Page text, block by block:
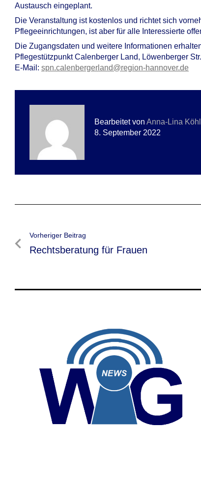
Austausch eingeplant.
Die Veranstaltung ist kostenlos und richtet sich
Pflegeeinrichtungen, ist aber für alle Interessierte
Die Zugangsdaten und weitere Informationen
Pflegestützpunkt Calenberger Land, Löwenberger
E-Mail: spn.calenbergerland@region-hannover.de
Bearbeitet von Anna-Lina
8. September 2022
Beitragsnavigation
Vorheriger Beitrag
Vorheriger
Rechtsberatung für Frauen